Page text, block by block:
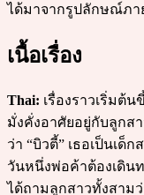
ได้มาจากรูปลักษณ์ภา
เนื้อเรื่อง
Thai: เรื่องราวเริ่มต้
มั่งคั่งอาศัยอยู่กับลูกส
ว่า “บิวตี้” เธอเป็นเด็
วันหนึ่งพ่อค้าต้องเดิน
ได้ถามลูกสาวทั้งสาม